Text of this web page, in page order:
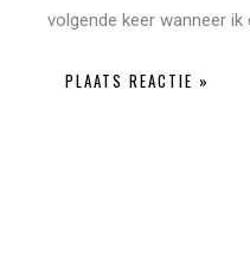
volgende keer wanneer